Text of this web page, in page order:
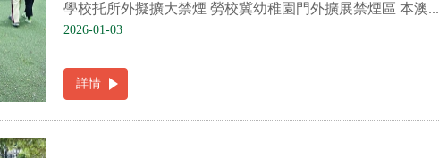
學校托所外擬擴大禁煙 勞校冀幼稚園門外擴展禁煙區 本澳...
2026-01-03
詳情